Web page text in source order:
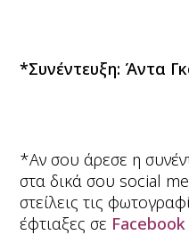
*Συνέντευξη: Άντα
*Αν σου άρεσε η
στα δικά σου social
στείλεις τις
έφτιαξες σε Facebook